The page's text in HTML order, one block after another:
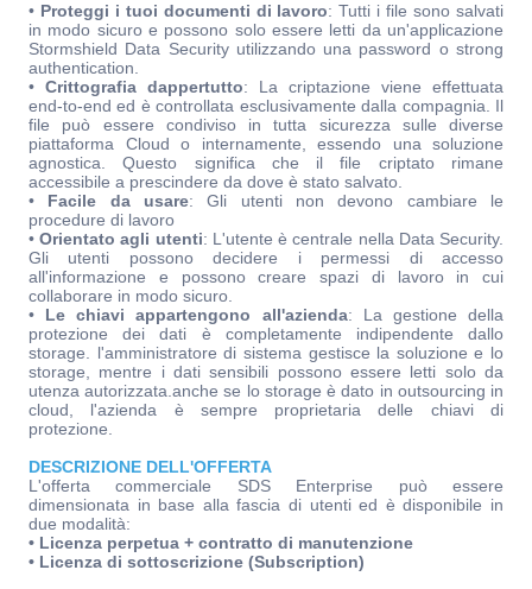
• Proteggi i tuoi documenti di lavoro: Tutti i file sono salvati
in modo sicuro e possono solo essere letti da un'applicazione
Stormshield Data Security utilizzando una password o strong
authentication.
• Crittografia dappertutto: La criptazione viene effettuata
end-to-end ed è controllata esclusivamente dalla compagnia. Il
file può essere condiviso in tutta sicurezza sulle diverse
piattaforma Cloud o internamente, essendo una soluzione
agnostica. Questo significa che il file criptato rimane
accessibile a prescindere da dove è stato salvato.
• Facile da usare: Gli utenti non devono cambiare le
procedure di lavoro
•Orientato agli utenti: L'utente è centrale nella Data Security.
Gli utenti possono decidere i permessi di accesso
all'informazione e possono creare spazi di lavoro in cui
collaborare in modo sicuro.
• Le chiavi appartengono all'azienda: La gestione della
protezione dei dati è completamente indipendente dallo
storage. l'amministratore di sistema gestisce la soluzione e lo
storage, mentre i dati sensibili possono essere letti solo da
utenza autorizzata.anche se lo storage è dato in outsourcing in
cloud, l'azienda è sempre proprietaria delle chiavi di
protezione.
DESCRIZIONE DELL'OFFERTA
L'offerta commerciale SDS Enterprise può essere
dimensionata in base alla fascia di utenti ed è disponibile in
due modalità:
• Licenza perpetua + contratto di manutenzione
• Licenza di sottoscrizione (Subscription)